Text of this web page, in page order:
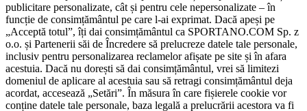
publicitare personalizate, cât și pentru cele nepersonalizate – în
funcție de consimțământul pe care l-ai exprimat. Dacă apeși pe
„Acceptă totul”, îți dai consimțământul ca SPORTANO.COM Sp. z
o.o. și Partenerii săi de Încredere să prelucreze datele tale personale,
inclusiv pentru personalizarea reclamelor afișate pe site și în afara
acestuia. Dacă nu dorești să dai consimțământul, vrei să limitezi
domeniul de aplicare al acestuia sau să retragi consimțământul deja
acordat, accesează „Setări”. În măsura în care fișierele cookie vor
conține datele tale personale, baza legală a prelucrării acestora va fi